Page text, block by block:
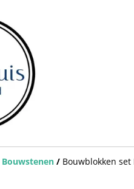
Bouwstenen / Bouwblokken set